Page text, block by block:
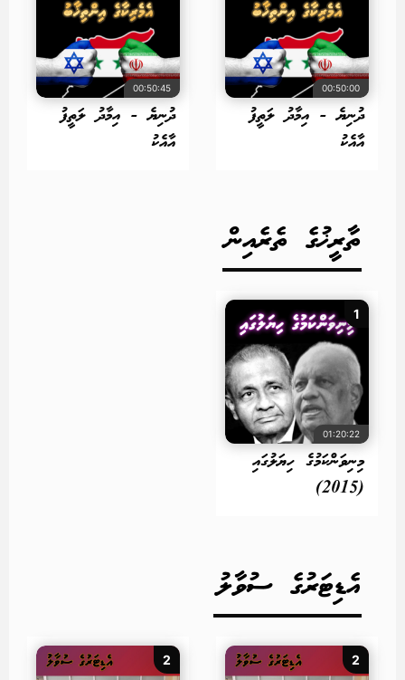
00:50:00
ދުނިޔެ - އިމާދު ލަތީފު
އާއެކު
00:50:45
ދުނިޔެ - އިމާދު ލަތީފު
އާއެކު
ތާރީޚުގެ ތެރެއިން
1
01:20:22
މިނިވަންކަމުގެ ހިޔަލުގައި
(2015)
އެޑިޓަރުގެ ސުވާލު
2
2